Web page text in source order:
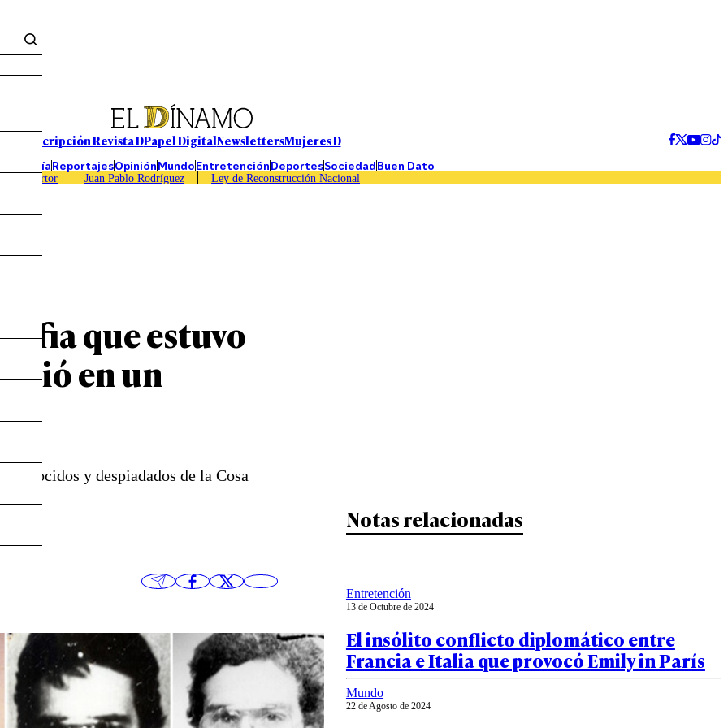
Suscripción Revista DPapel DigitalNewslettersMujeres D
EconomíaReportajesOpiniónMundoEntretenciónDeportesSociedadBuen Dato
Caso Sartor Juan Pablo Rodríguez Ley de Reconstrucción Nacional
que estuvo
en un
y despiadados de la Cosa
Notas relacionadas
Entretención
13 de Octubre de 2024
El insólito conflicto diplomático entre
Francia e Italia que provocó Emily in París
Mundo
22 de Agosto de 2024